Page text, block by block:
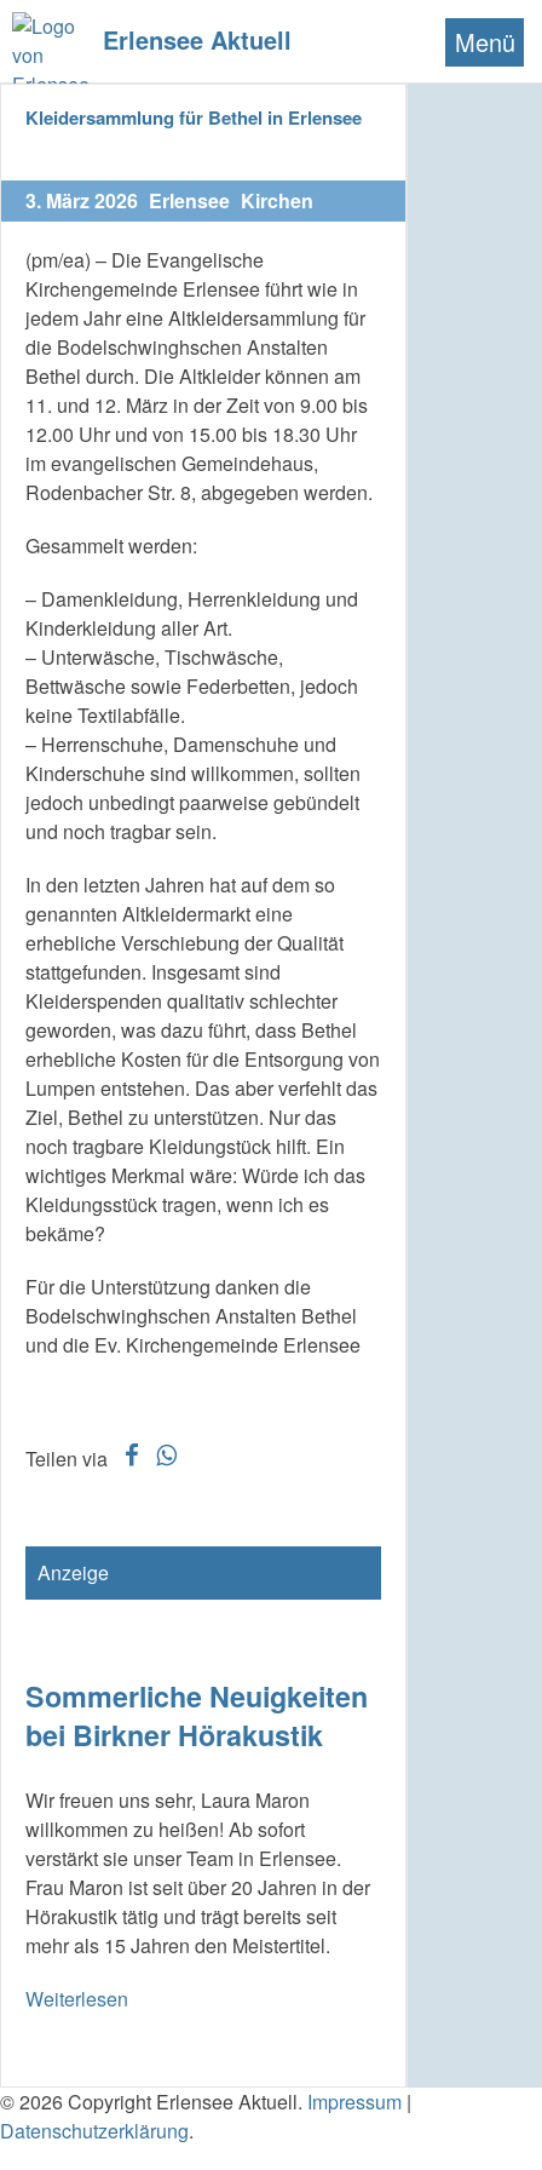
Erlensee Aktuell Menü
Kleidersammlung für Bethel in Erlensee
3. März 2026 Erlensee Kirchen
(pm/ea) – Die Evangelische
Kirchengemeinde Erlensee führt wie in
jedem Jahr eine Altkleidersammlung für
die Bodelschwinghschen Anstalten
Bethel durch. Die Altkleider können am
11. und 12. März in der Zeit von 9.00 bis
12.00 Uhr und von 15.00 bis 18.30 Uhr
im evangelischen Gemeindehaus,
Rodenbacher Str. 8, abgegeben werden.
Gesammelt werden:
– Damenkleidung, Herrenkleidung und
Kinderkleidung aller Art.
– Unterwäsche, Tischwäsche,
Bettwäsche sowie Federbetten, jedoch
keine Textilabfälle.
– Herrenschuhe, Damenschuhe und
Kinderschuhe sind willkommen, sollten
jedoch unbedingt paarweise gebündelt
und noch tragbar sein.
In den letzten Jahren hat auf dem so
genannten Altkleidermarkt eine
erhebliche Verschiebung der Qualität
stattgefunden. Insgesamt sind
Kleiderspenden qualitativ schlechter
geworden, was dazu führt, dass Bethel
erhebliche Kosten für die Entsorgung von
Lumpen entstehen. Das aber verfehlt das
Ziel, Bethel zu unterstützen. Nur das
noch tragbare Kleidungstück hilft. Ein
wichtiges Merkmal wäre: Würde ich das
Kleidungsstück tragen, wenn ich es
bekäme?
Für die Unterstützung danken die
Bodelschwinghschen Anstalten Bethel
und die Ev. Kirchengemeinde Erlensee
Teilen via f w
Anzeige
Sommerliche Neuigkeiten
bei Birkner Hörakustik
Wir freuen uns sehr, Laura Maron
willkommen zu heißen! Ab sofort
verstärkt sie unser Team in Erlensee.
Frau Maron ist seit über 20 Jahren in der
Hörakustik tätig und trägt bereits seit
mehr als 15 Jahren den Meistertitel.
Weiterlesen
© 2026 Copyright Erlensee Aktuell. Impressum |
Datenschutzerklärung.